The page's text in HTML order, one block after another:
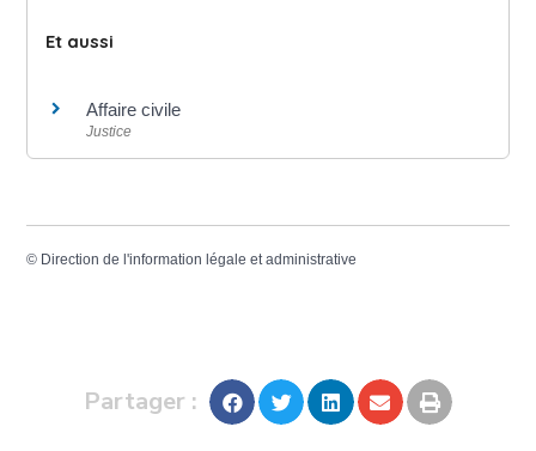
Et aussi
Affaire civile
Justice
© Direction de l'information légale et administrative
Partager :